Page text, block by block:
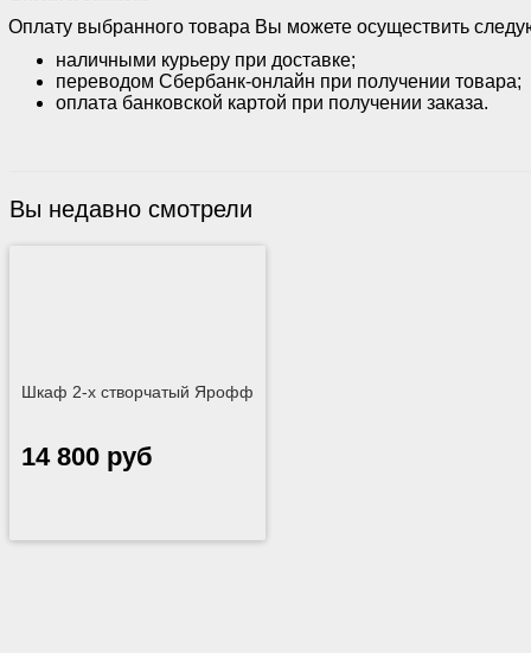
Оплату выбранного товара Вы можете осуществить
наличными курьеру при доставке;
переводом Сбербанк-онлайн при получении товара;
оплата банковской картой при получении заказа.
Вы недавно смотрели
Шкаф 2-х створчатый Ярофф
14 800 руб